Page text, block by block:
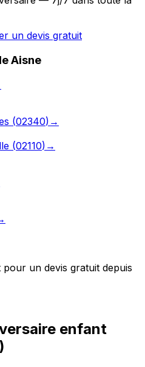
un devis gratuit
Aisne
(02340) →
(02110) →
un devis gratuit depuis
enfant
)